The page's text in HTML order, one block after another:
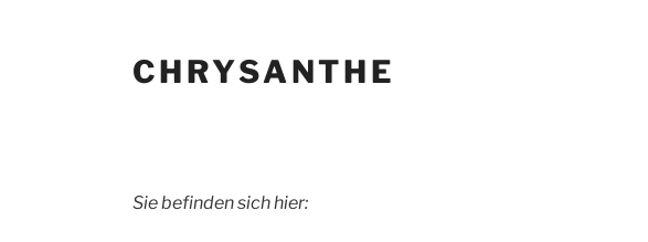
CHRYSANTHE
Sie befinden sich hier: